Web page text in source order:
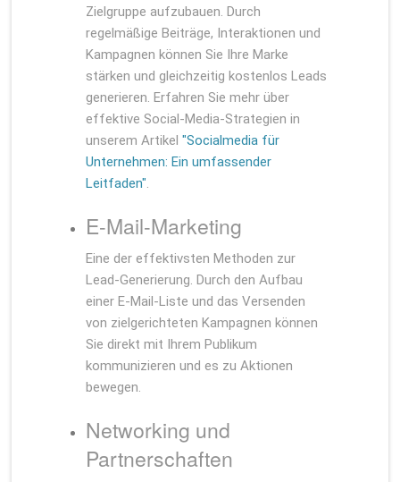
Zielgruppe aufzubauen. Durch
regelmäßige Beiträge, Interaktionen und
Kampagnen können Sie Ihre Marke
stärken und gleichzeitig kostenlos Leads
generieren. Erfahren Sie mehr über
effektive Social-Media-Strategien in
unserem Artikel"Socialmedia für
Unternehmen: Ein umfassender
Leitfaden".
E-Mail-Marketing
Eine der effektivsten Methoden zur
Lead-Generierung. Durch den Aufbau
einer E-Mail-Liste und das Versenden
von zielgerichteten Kampagnen können
Sie direkt mit Ihrem Publikum
kommunizieren und es zu Aktionen
bewegen.
Networking und
Partnerschaften